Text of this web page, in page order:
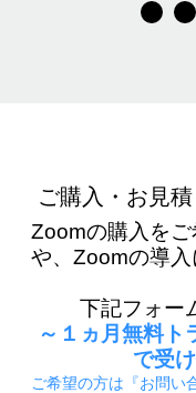
ご購入・お見
Zoomの購入を
や、Zoomの導
下記フォー
～１ヵ月無料ト
で受
ご希望の方は『お問い